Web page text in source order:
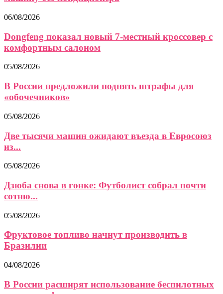
06/08/2026
Dongfeng показал новый 7-местный кроссовер с
комфортным салоном
05/08/2026
В России предложили поднять штрафы для
«обочечников»
05/08/2026
Две тысячи машин ожидают въезда в Евросоюз
из...
05/08/2026
Дзюба снова в гонке: Футболист собрал почти
сотню...
05/08/2026
Фруктовое топливо начнут производить в
Бразилии
04/08/2026
В России расширят использование беспилотных